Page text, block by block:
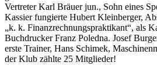
Vertreter Karl Bräuer jun., Sohn eines
Kassier fungierte Hubert Kleinberger,
„k. k. Finanzrechnungspraktikant“, als
Buchdrucker Franz Poledna. Josef
erste Trainer, Hans Schimek,
der Klub zählte 25 Mitglieder!